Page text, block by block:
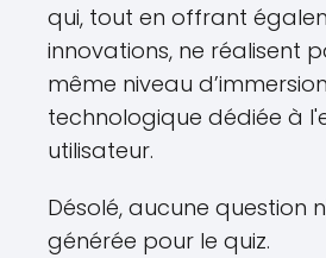
qui, tout en offrant
innovations, ne réalisent
même niveau d’immersion
technologique dédiée à
utilisateur.
Désolé, aucune question
générée pour le quiz.